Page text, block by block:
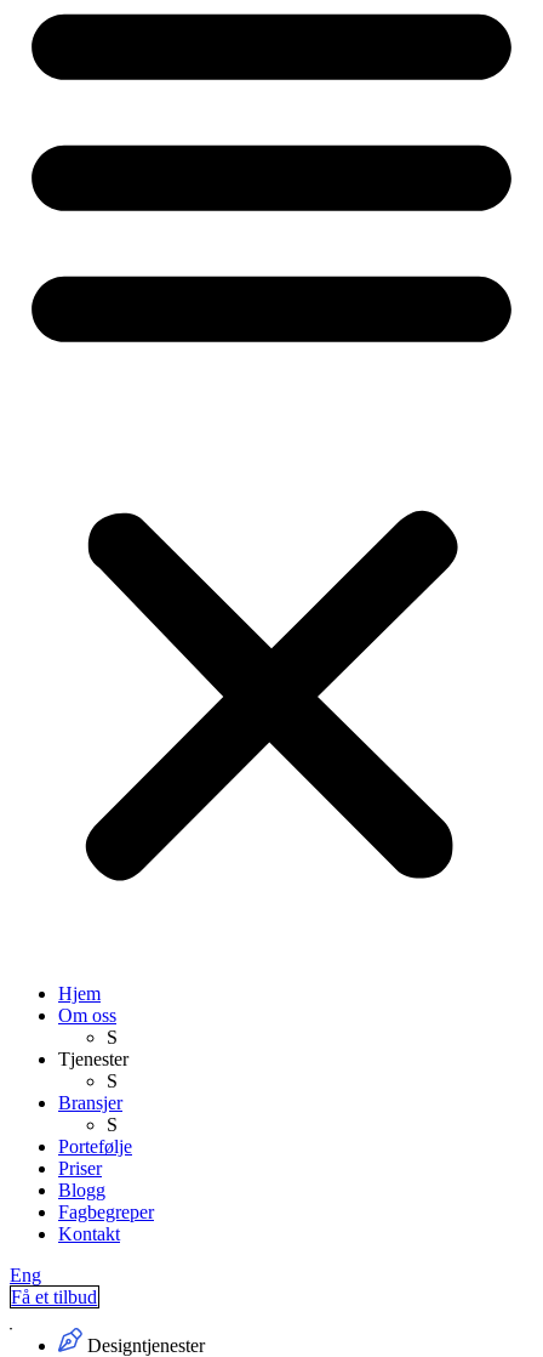
Hjem
Om oss
S
Tjenester
S
Bransjer
S
Portefølje
Priser
Blogg
Fagbegreper
Kontakt
Eng
Få et tilbud
Designtjenester